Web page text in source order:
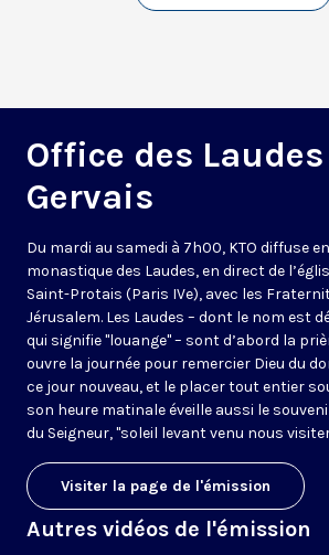
Office des
Gervais
Du mardi au samedi à 7h00, KTO diffuse
monastique des Laudes, en direct de
Saint-Protais (Paris IVe), avec les
Jérusalem. Les Laudes – dont le nom est
qui signifie "louange" – sont d’abord la
ouvre la journée pour remercier Dieu du
ce jour nouveau, et le placer tout entier
son heure matinale éveille aussi le
du Seigneur, "soleil levant venu nous
Visiter la page de l'émission
Autres vidéos de l'émission